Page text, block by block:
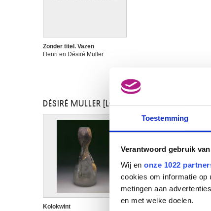
Toestemming
Verantwoord gebruik
Wij en onze 1022
cookies om informatie op
metingen aan
en met welke doelen.
Zonder titel. Vazen
Henri en Désiré Muller
DÉSIRÉ MULLER [LOANED ARTWORKS]
Kolokwint